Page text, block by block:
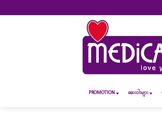
to
PROMOTION ဆေး၀ါးများ